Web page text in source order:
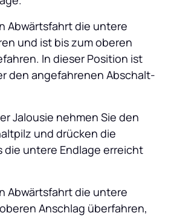
Abwärtsfahrt die untere
und ist bis zum oberen
In dieser Position ist
den angefahrenen Abschalt-
Jalousie nehmen Sie den
und drücken die
die untere Endlage erreicht
Abwärtsfahrt die untere
Anschlag überfahren,